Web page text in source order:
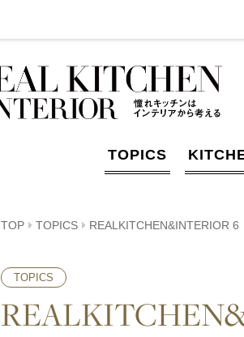
TOPICS
TOP TOPICS REALKITCHEN&INTERIOR 6
TOPICS